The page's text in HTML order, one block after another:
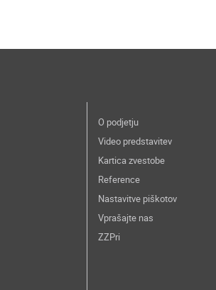
O podjetju
Video predstavitev
Kartica zvestobe
Reference
Nastavitve piškotov
Vprašajte nas
ZZPri